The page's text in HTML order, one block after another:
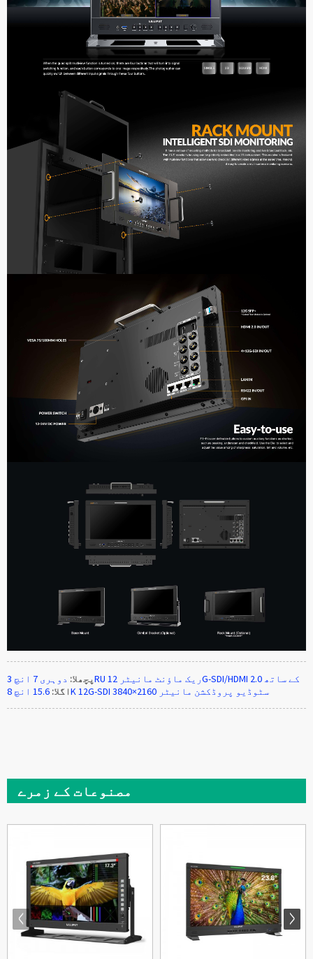
پچھلا:
دوہری 7 انچ 3RU ریک ماؤنٹ مانیٹر 12G-SDI/HDMI 2.0 کے ساتھ
اگلا:
15.6 انچ 8K 12G-SDI 3840×2160 سٹوڈیو پروڈکشن مانیٹر
مصنوعات کے زمرے